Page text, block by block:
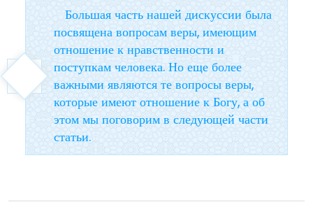
Большая часть нашей дискуссии была
посвящена вопросам веры, имеющим
отношение к нравственности и
поступкам человека. Но еще более
важными являются те вопросы веры,
которые имеют отношение к Богу, а об
этом мы поговорим в следующей части
статьи.